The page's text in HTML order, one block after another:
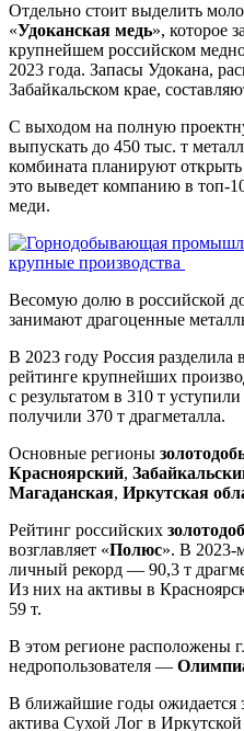
Отдельно стоит выделить
«Удоканская медь», которое
крупнейшем российском
2023 года. Запасы Удокана,
Забайкальском крае,
С выходом на полную
выпускать до 450 тыс. т
комбината планируют
это выведет компанию в топ-
меди.
Весомую долю в российской
занимают драгоценные
В 2023 году Россия разделила
рейтинге крупнейших
с результатом в 310 т
получили 370 т драгметалла.
Основные регионы
Красноярский,
Магаданская, Иркутская
Рейтинг российских
возглавляет «Полюс». В 2023-
личный рекорд — 90,3 т
Из них на активы в
59 т.
В этом регионе расположены
недропользователя —
В ближайшие годы ожидается
актива Сухой Лог в